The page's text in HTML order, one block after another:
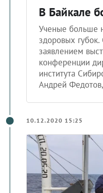
В Байкале
Ученые больше
здоровых
заявлением
конференции
института
Андрей
10.12.2020 15:25